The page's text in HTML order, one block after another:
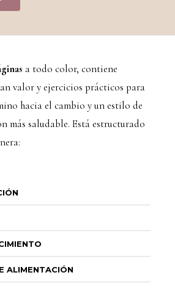
a todo color, contiene
valor y ejercicios prácticos para
hacia el cambio y un estilo de
más saludable. Está estructurado
ALIMENTACIÓN